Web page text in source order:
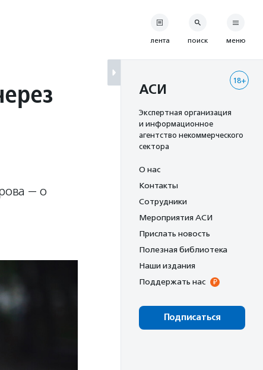
— о
лента поиск меню
18+
АСИ
Экспертная организация
и информационное
агентство некоммерческого
сектора
О нас
Контакты
Сотрудники
Мероприятия АСИ
Прислать новость
Полезная библиотека
Наши издания
Поддержать нас
Подписаться